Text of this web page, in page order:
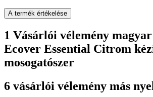
A termék értékelése
1 Vásárlói vélemény
Ecover Essential Citrom
mosogatószer
6 vásárlói vélemény más